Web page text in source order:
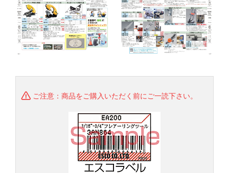
ご注意：商品をご購入いただく前にご一読下さい。